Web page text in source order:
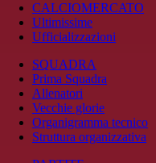
CALCIOMERCATO
Ultimissime
Ufficializzazioni
SQUADRA
Prima Squadra
Allenatori
Vecchie glorie
Organigramma tecnico
Struttura organizzativa